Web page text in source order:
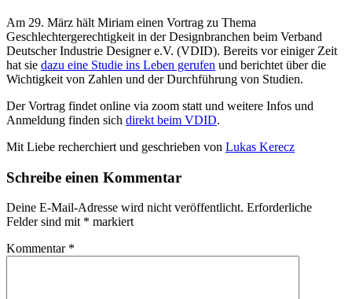
Am 29. März hält Miriam einen Vortrag zu Thema
Geschlechtergerechtigkeit in der Designbranchen beim Verband
Deutscher Industrie Designer e.V. (VDID). Bereits vor einiger Zeit
hat sie dazu eine Studie ins Leben gerufen und berichtet über die
Wichtigkeit von Zahlen und der Durchführung von Studien.
Der Vortrag findet online via zoom statt und weitere Infos und
Anmeldung finden sich direkt beim VDID.
Mit Liebe recherchiert und geschrieben von Lukas Kerecz
Schreibe einen Kommentar
Deine E-Mail-Adresse wird nicht veröffentlicht. Erforderliche
Felder sind mit * markiert
Kommentar *